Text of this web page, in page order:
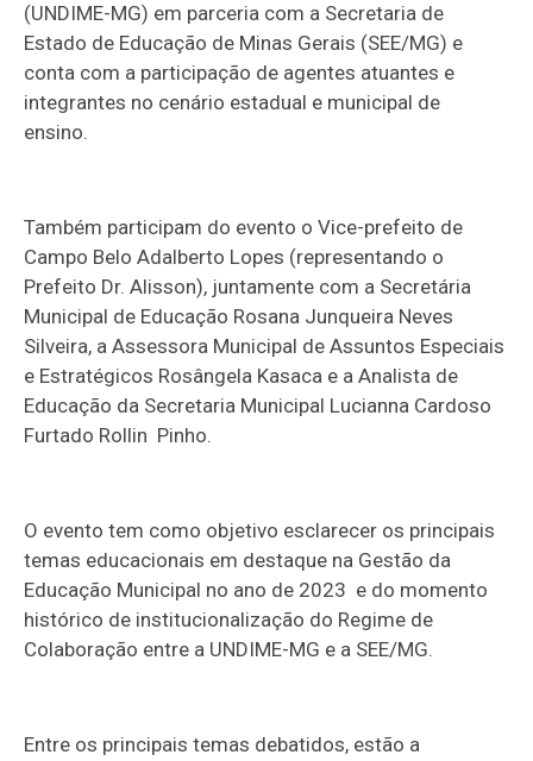
(UNDIME-MG) em parceria com a Secretaria de
Estado de Educação de Minas Gerais (SEE/MG) e
conta com a participação de agentes atuantes e
integrantes no cenário estadual e municipal de
ensino.
Também participam do evento o Vice-prefeito de
Campo Belo Adalberto Lopes (representando o
Prefeito Dr. Alisson), juntamente com a Secretária
Municipal de Educação Rosana Junqueira Neves
Silveira, a Assessora Municipal de Assuntos Especiais
e Estratégicos Rosângela Kasaca e a Analista de
Educação da Secretaria Municipal Lucianna Cardoso
Furtado Rollin Pinho.
O evento tem como objetivo esclarecer os principais
temas educacionais em destaque na Gestão da
Educação Municipal no ano de 2023 e do momento
histórico de institucionalização do Regime de
Colaboração entre a UNDIME-MG e a SEE/MG.
Entre os principais temas debatidos, estão a